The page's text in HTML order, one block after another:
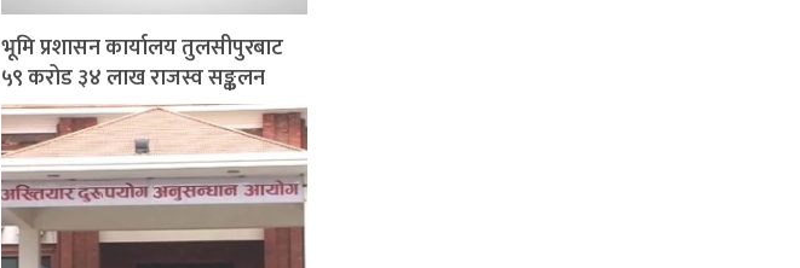
भूमि प्रशासन कार्यालय तुलसीपुरबाट
५९ करोड ३४ लाख राजस्व सङ्कलन